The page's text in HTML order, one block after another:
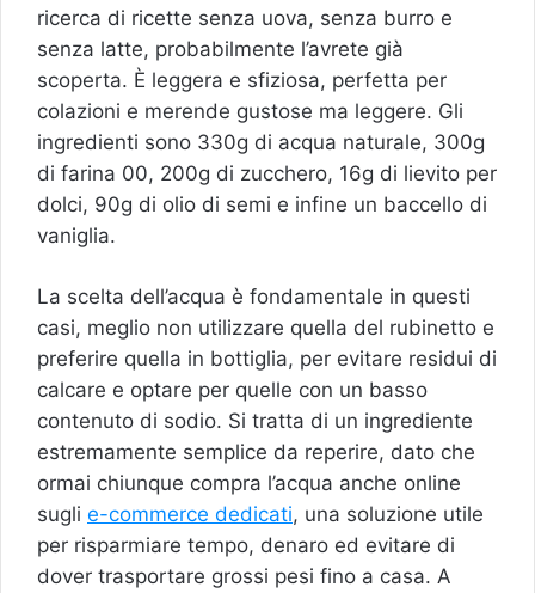
ricerca di ricette senza uova, senza burro e
senza latte, probabilmente l’avrete già
scoperta. È leggera e sfiziosa, perfetta per
colazioni e merende gustose ma leggere. Gli
ingredienti sono 330g di acqua naturale, 300g
di farina 00, 200g di zucchero, 16g di lievito per
dolci, 90g di olio di semi e infine un baccello di
vaniglia.
La scelta dell’acqua è fondamentale in questi
casi, meglio non utilizzare quella del rubinetto e
preferire quella in bottiglia, per evitare residui di
calcare e optare per quelle con un basso
contenuto di sodio. Si tratta di un ingrediente
estremamente semplice da reperire, dato che
ormai chiunque compra l’acqua anche online
sugli e-commerce dedicati, una soluzione utile
per risparmiare tempo, denaro ed evitare di
dover trasportare grossi pesi fino a casa. A